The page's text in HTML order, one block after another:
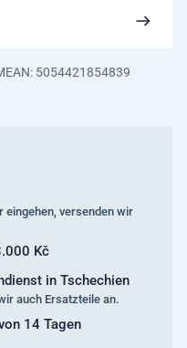
EAN: 5054421854839
eingehen, versenden wir
Kč
in Tschechien
auch Ersatzteile an.
14 Tagen